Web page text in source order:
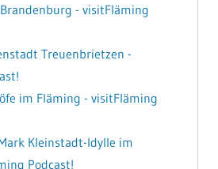
- visitFläming
Treuenbrietzen -
im Fläming - visitFläming
Kleinstadt-Idylle im
Podcast!